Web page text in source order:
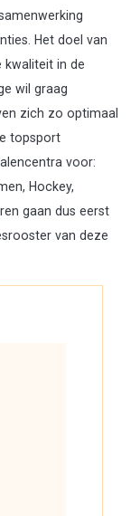
Het doel van
kwaliteit in de
wil graag
zich zo optimaal
topsport
voor:
Hockey,
gaan dus eerst
van deze